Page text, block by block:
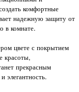
комфортные
надежную защиту от
в комнате.
цвете с покрытием
красоты,
прекрасным
элегантность.